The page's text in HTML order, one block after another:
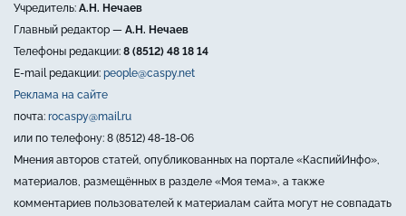
Учредитель: А.Н. Нечаев
Главный редактор — А.Н. Нечаев
Телефоны редакции: 8 (8512) 48 18 14
E-mail редакции: people@caspy.net
Реклама на сайте
почта: rocaspy@mail.ru
или по телефону: 8 (8512) 48-18-06
Мнения авторов статей, опубликованных на портале «КаспийИнфо»,
материалов, размещённых в разделе «Моя тема», а также
комментариев пользователей к материалам сайта могут не совпадать